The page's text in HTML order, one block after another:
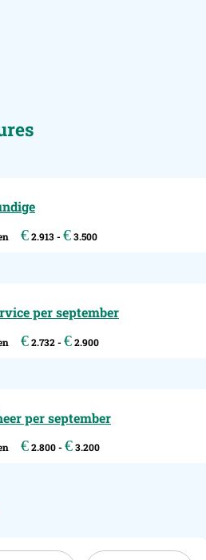
€2.913 - €3.500
per september
€2.732 - €2.900
per september
€2.800 - €3.200